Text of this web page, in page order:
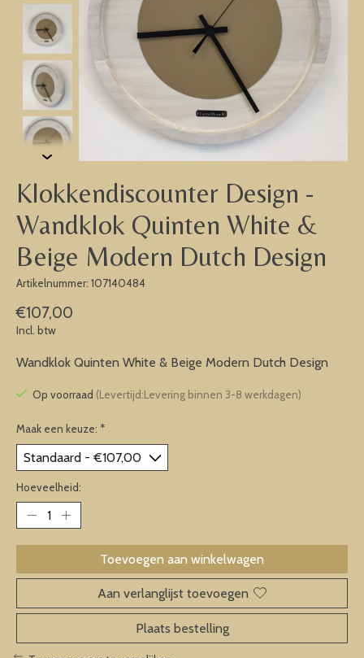
Klokkendiscounter Design -
Wandklok Quinten White &
Beige Modern Dutch Design
Artikelnummer: 107140484
€107,00
Incl. btw
Wandklok Quinten White & Beige Modern Dutch Design
Op voorraad (Levertijd:Levering binnen 3-8 werkdagen)
Maak een keuze: *
Hoeveelheid:
Toevoegen aan winkelwagen
Aan verlanglijst toevoegen
Plaats bestelling